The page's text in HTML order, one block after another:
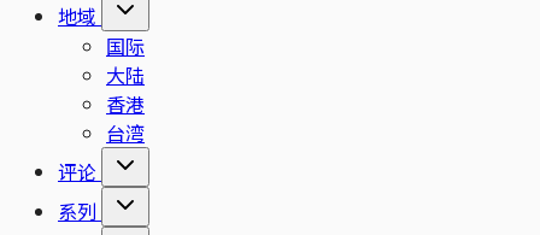
地域
国际
大陆
香港
台湾
评论
系列